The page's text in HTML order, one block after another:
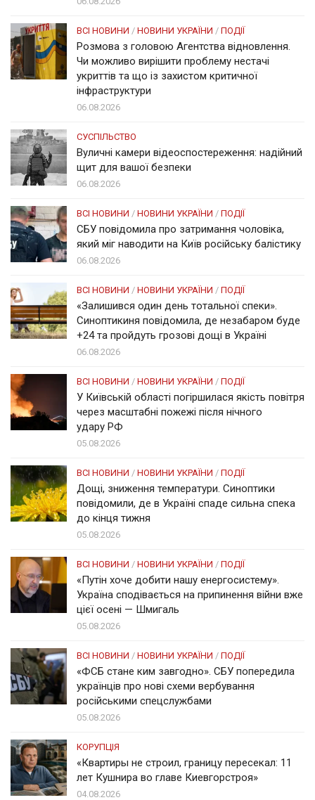
ВСІ НОВИНИ / НОВИНИ УКРАЇНИ / ПОДІЇ
Розмова з головою Агентства відновлення.
Чи можливо вирішити проблему нестачі
укриттів та що із захистом критичної
інфраструктури
06.08.2026
СУСПІЛЬСТВО
Вуличні камери відеоспостереження: надійний
щит для вашої безпеки
06.08.2026
ВСІ НОВИНИ / НОВИНИ УКРАЇНИ / ПОДІЇ
СБУ повідомила про затримання чоловіка,
який міг наводити на Київ російську балістику
06.08.2026
ВСІ НОВИНИ / НОВИНИ УКРАЇНИ / ПОДІЇ
«Залишився один день тотальної спеки».
Синоптикиня повідомила, де незабаром буде
+24 та пройдуть грозові дощі в Україні
06.08.2026
ВСІ НОВИНИ / НОВИНИ УКРАЇНИ / ПОДІЇ
У Київській області погіршилася якість повітря
через масштабні пожежі після нічного
удару РФ
05.08.2026
ВСІ НОВИНИ / НОВИНИ УКРАЇНИ / ПОДІЇ
Дощі, зниження температури. Синоптики
повідомили, де в Україні спаде сильна спека
до кінця тижня
05.08.2026
ВСІ НОВИНИ / НОВИНИ УКРАЇНИ / ПОДІЇ
«Путін хоче добити нашу енергосистему».
Україна сподівається на припинення війни вже
цієї осені — Шмигаль
05.08.2026
ВСІ НОВИНИ / НОВИНИ УКРАЇНИ / ПОДІЇ
«ФСБ стане ким завгодно». СБУ попередила
українців про нові схеми вербування
російськими спецслужбами
05.08.2026
КОРУПЦІЯ
«Квартиры не строил, границу пересекал: 11
лет Кушнира во главе Киевгорстроя»
04.08.2026